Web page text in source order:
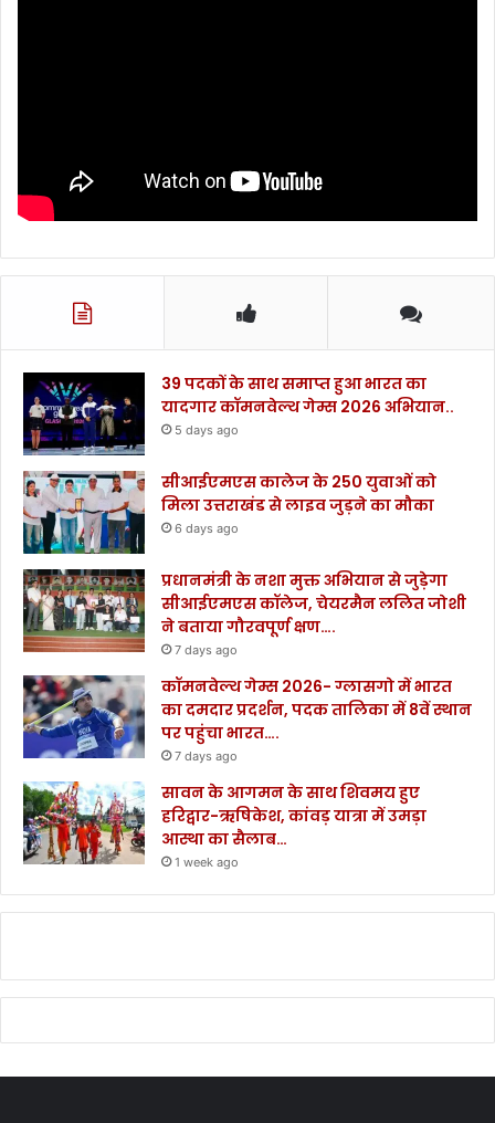
39 पदकों के साथ समाप्त हुआ भारत का
यादगार कॉमनवेल्थ गेम्स 2026 अभियान..
5 days ago
सीआईएमएस कालेज के 250 युवाओं को
मिला उत्तराखंड से लाइव जुड़ने का मौका
6 days ago
प्रधानमंत्री के नशा मुक्त अभियान से जुड़ेगा
सीआईएमएस कॉलेज, चेयरमैन ललित जोशी
ने बताया गौरवपूर्ण क्षण….
7 days ago
कॉमनवेल्थ गेम्स 2026- ग्लासगो में भारत
का दमदार प्रदर्शन, पदक तालिका में 8वें स्थान
पर पहुंचा भारत….
7 days ago
सावन के आगमन के साथ शिवमय हुए
हरिद्वार-ऋषिकेश, कांवड़ यात्रा में उमड़ा
आस्था का सैलाब…
1 week ago